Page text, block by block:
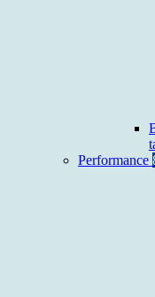
Performance